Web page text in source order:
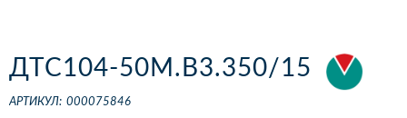
ДТС104-50М.В3.350/15
АРТИКУЛ: 000075846